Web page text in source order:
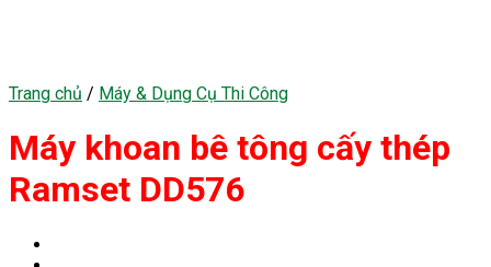
Trang chủ / Máy & Dụng Cụ Thi Công
Máy khoan bê tông cấy thép
Ramset DD576